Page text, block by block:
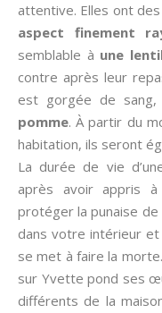
attentive. Elles ont
aspect finement
semblable à une
contre après leur
est gorgée de
pomme. À partir du
habitation, ils seront
La durée de vie
après avoir appris
protéger la punaise
dans votre intérieur et
se met à faire la
sur Yvette pond ses
différents de la